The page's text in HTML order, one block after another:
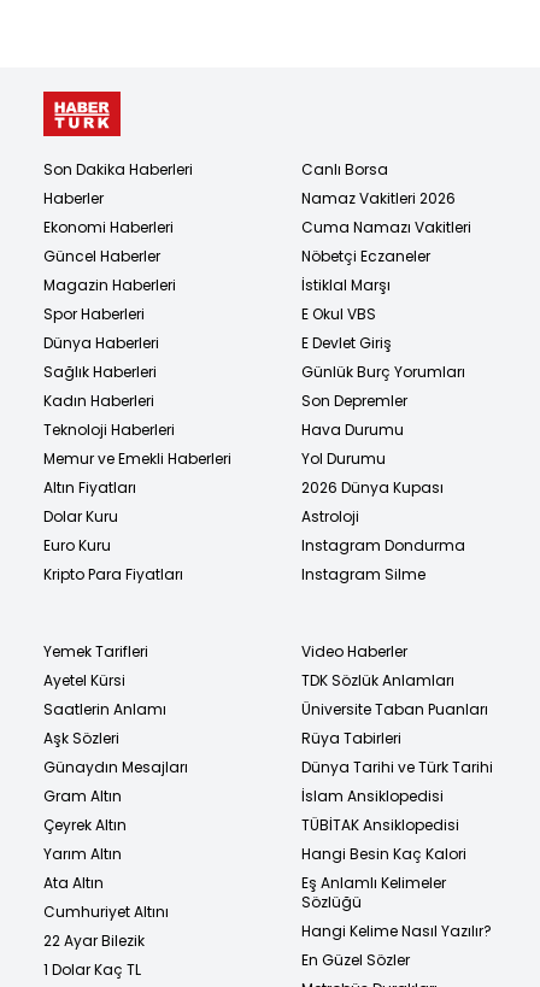
Son Dakika Haberleri
Haberler
Ekonomi Haberleri
Güncel Haberler
Magazin Haberleri
Spor Haberleri
Dünya Haberleri
Sağlık Haberleri
Kadın Haberleri
Teknoloji Haberleri
Memur ve Emekli Haberleri
Altın Fiyatları
Dolar Kuru
Euro Kuru
Kripto Para Fiyatları
Canlı Borsa
Namaz Vakitleri 2026
Cuma Namazı Vakitleri
Nöbetçi Eczaneler
İstiklal Marşı
E Okul VBS
E Devlet Giriş
Günlük Burç Yorumları
Son Depremler
Hava Durumu
Yol Durumu
2026 Dünya Kupası
Astroloji
Instagram Dondurma
Instagram Silme
Yemek Tarifleri
Ayetel Kürsi
Saatlerin Anlamı
Aşk Sözleri
Günaydın Mesajları
Gram Altın
Çeyrek Altın
Yarım Altın
Ata Altın
Cumhuriyet Altını
22 Ayar Bilezik
1 Dolar Kaç TL
Video Haberler
TDK Sözlük Anlamları
Üniversite Taban Puanları
Rüya Tabirleri
Dünya Tarihi ve Türk Tarihi
İslam Ansiklopedisi
TÜBİTAK Ansiklopedisi
Hangi Besin Kaç Kalori
Eş Anlamlı Kelimeler
Sözlüğü
Hangi Kelime Nasıl Yazılır?
En Güzel Sözler